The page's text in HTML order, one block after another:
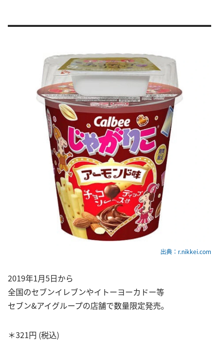
出典：r.nikkei.com
2019年1月5日から
全国のセブンイレブンやイトーヨーカドー等
セブン&アイグループの店舗で数量限定発売。
＊321円 (税込)